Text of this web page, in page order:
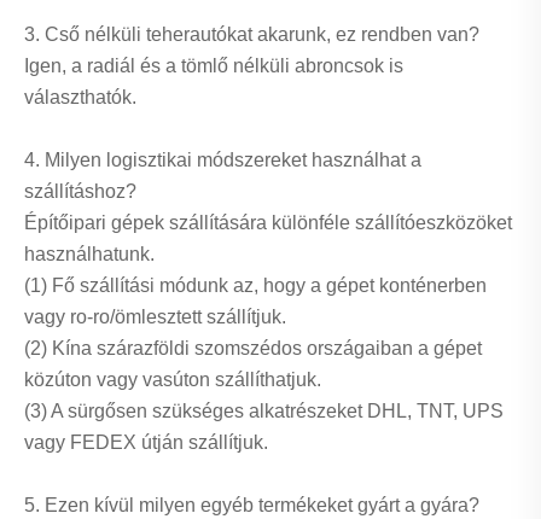
3. Cső nélküli teherautókat akarunk, ez rendben van?
Igen, a radiál és a tömlő nélküli abroncsok is
választhatók.
4. Milyen logisztikai módszereket használhat a
szállításhoz?
Építőipari gépek szállítására különféle szállítóeszközöket
használhatunk.
(1) Fő szállítási módunk az, hogy a gépet konténerben
vagy ro-ro/ömlesztett szállítjuk.
(2) Kína szárazföldi szomszédos országaiban a gépet
közúton vagy vasúton szállíthatjuk.
(3) A sürgősen szükséges alkatrészeket DHL, TNT, UPS
vagy FEDEX útján szállítjuk.
5. Ezen kívül milyen egyéb termékeket gyárt a gyára?